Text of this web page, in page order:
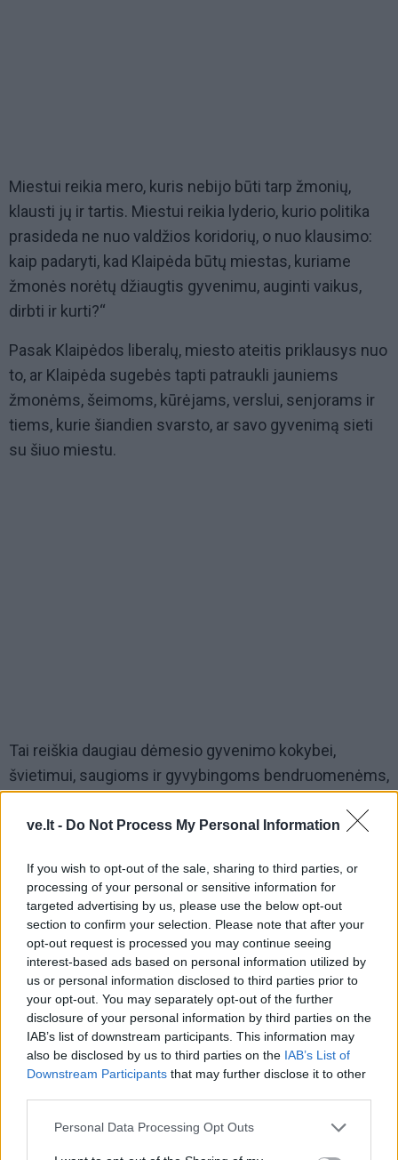
ve.lt - Do Not Process My Personal Information
If you wish to opt-out of the sale, sharing to third parties, or
processing of your personal or sensitive information for
targeted advertising by us, please use the below opt-out
section to confirm your selection. Please note that after your
opt-out request is processed you may continue seeing
interest-based ads based on personal information utilized by
us or personal information disclosed to third parties prior to
your opt-out. You may separately opt-out of the further
disclosure of your personal information by third parties on the
IAB’s list of downstream participants. This information may
also be disclosed by us to third parties on the IAB’s List of
Downstream Participants that may further disclose it to other
Personal Data Processing Opt Outs
Miestui reikia mero, kuris nebijo būti tarp žmonių,
klausti jų ir tartis. Miestui reikia lyderio, kurio politika
prasideda ne nuo valdžios koridorių, o nuo klausimo:
kaip padaryti, kad Klaipėda būtų miestas, kuriame
žmonės norėtų džiaugtis gyvenimu, auginti vaikus,
dirbti ir kurti?“
Pasak Klaipėdos liberalų, miesto ateitis priklausys nuo
to, ar Klaipėda sugebės tapti patraukli jauniems
žmonėms, šeimoms, kūrėjams, verslui, senjorams ir
tiems, kurie šiandien svarsto, ar savo gyvenimą sieti
su šiuo miestu.
Tai reiškia daugiau dėmesio gyvenimo kokybei,
švietimui, saugioms ir gyvybingoms bendruomenėms,
skatinimui ir aiškiai miesto ambicijai.
Klaipėdos liberalai įsitikinę, kad miestas turi visas
galimybes tapti naujos energijos didmiesčiu
Lietuvoje. Miestu, kuris ne vejasi Vilnių ar Kauną, o
pats diktuoja tempą.
Klaipėdai reikia daugiau greičio, daugiau drąsos ir
daugiau tikėjimo savimi.
POLITINĖS REKLAMOS SKAIDRUMO PRANEŠIMAS